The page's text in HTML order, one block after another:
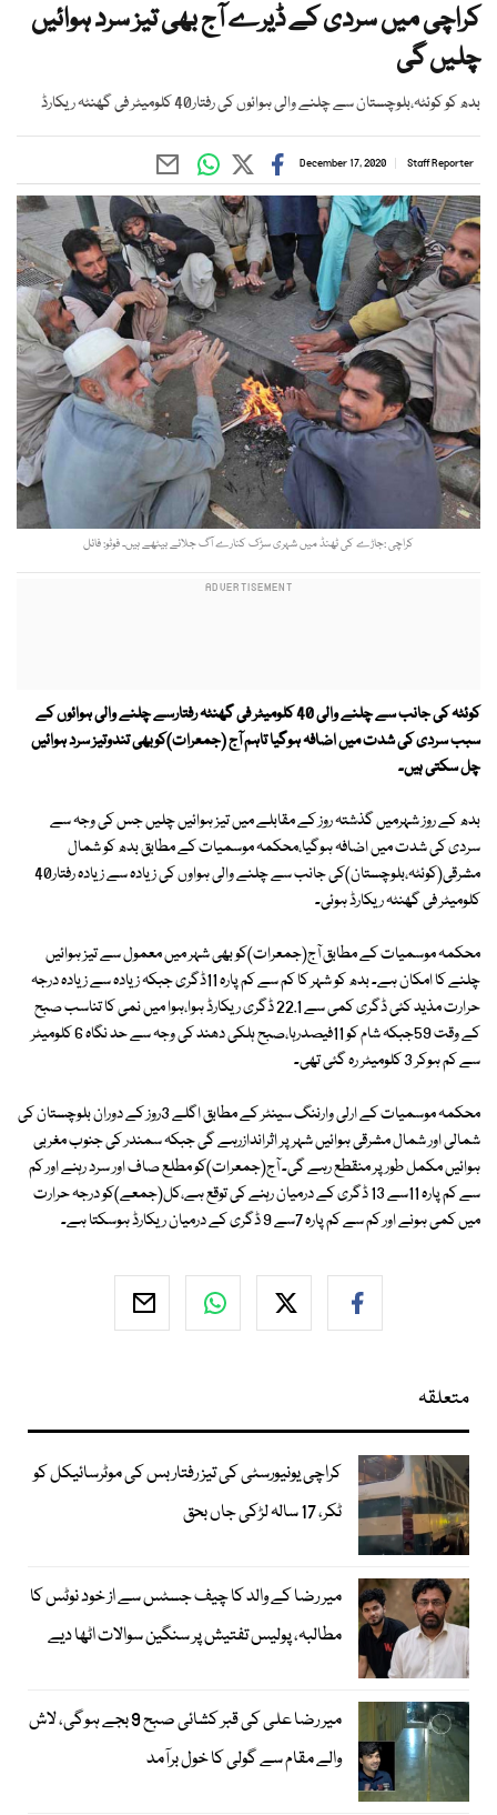
کراچی میں سردی کے ڈیرے آج بھی تیز سرد ہوائیں
چلیں گی
بدھ کو کوئٹہ،بلوچستان سے چلنے والی ہوائوں کی رفتار40 کلومیٹر فی گھنٹہ ریکارڈ
Staff Reporter
December 17, 2020
کراچی :جاڑے کی ٹھنڈ میں شہری سڑک کنارے آگ جلائے بیٹھے ہیں۔ فوٹو: فائل
کوئٹہ کی جانب سے چلنے والی 40 کلومیٹر فی گھنٹہ رفتارسے چلنے والی ہوائوں کے
سبب سردی کی شدت میں اضافہ ہوگیا تاہم آج (جمعرات)کوبھی تندوتیز سرد ہوائیں
چل سکتی ہیں۔
بدھ کے روز شہرمیں گذشتہ روز کے مقابلے میں تیز ہوائیں چلیں جس کی وجہ سے
سردی کی شدت میں اضافہ ہوگیا،محکمہ موسمیات کے مطابق بدھ کو شمال
مشرقی(کوئٹہ،بلوچستان)کی جانب سے چلنے والی ہواوں کی زیادہ سے زیادہ رفتار40
کلومیٹر فی گھنٹہ ریکارڈ ہوئی۔
محکمہ موسمیات کے مطابق آج(جمعرات)کو بھی شہر میں معمول سے تیز ہوائیں
چلنے کا امکان ہے۔ بدھ کو شہر کا کم سے کم پارہ 11ڈگری جبکہ زیادہ سے زیادہ درجہ
حرارت مذید کئی ڈگری کمی سے 22.1 ڈگری ریکارڈ ہوا،ہوا میں نمی کا تناسب صبح
کے وقت 59جبکہ شام کو 11فیصدرہا،صبح ہلکی دھند کی وجہ سے حد نگاہ 6 کلومیٹر
سے کم ہوکر 3 کلومیٹر رہ گئی تھی۔
محکمہ موسمیات کے ارلی وارننگ سینٹر کے مطابق اگلے 3روز کے دوران بلوچستان کی
شمالی اور شمال مشرقی ہوائیں شہر پر اثراندازرہے گی جبکہ سمندر کی جنوب مغربی
ہوائیں مکمل طور پر منقطع رہے گی۔ آج(جمعرات)کو مطلع صاف اور سرد رہنے اور کم
سے کم پارہ 11سے 13 ڈگری کے درمیان رہنے کی توقع ہے،کل(جمعے)کو درجہ حرارت
میں کمی ہونے اور کم سے کم پارہ 7سے 9 ڈگری کے درمیان ریکارڈ ہوسکتا ہے۔
متعلقہ
کراچی یونیورسٹی کی تیز رفتار بس کی موٹرسائیکل کو
ٹکر، 17 سالہ لڑکی جاں بحق
میر رضا کے والد کا چیف جسٹس سے از خود نوٹس کا
مطالبہ، پولیس تفتیش پر سنگین سوالات اٹھا دیے
میر رضا علی کی قبر کشائی صبح 9 بجے ہوگی، لاش
والے مقام سے گولی کا خول برآمد